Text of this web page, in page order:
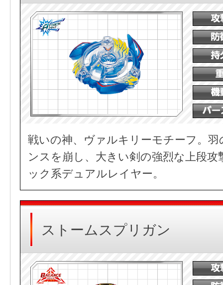
戦いの神、ヴァルキリーモチーフ。
ンスを崩し、大きい剣の強烈な上段
ック系デュアルレイヤー。
ストームスプリガン